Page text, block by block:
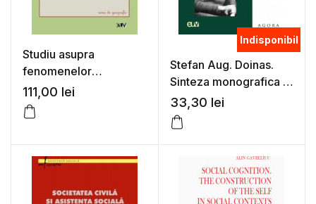
Studiu asupra
fenomenelor
geomorfologice si
hidrologice de risc din
bazinul Lapus – Daniel
111,00 lei
Indisponibil
Stefan Aug. Doinas.
Sinteza monografica –
Alexandru Ruja
33,30 lei